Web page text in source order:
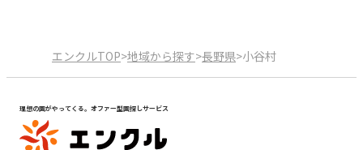
エンクルTOP>地域から探す>長野県>小谷村
理想の園がやってくる。オファー型園探しサービス